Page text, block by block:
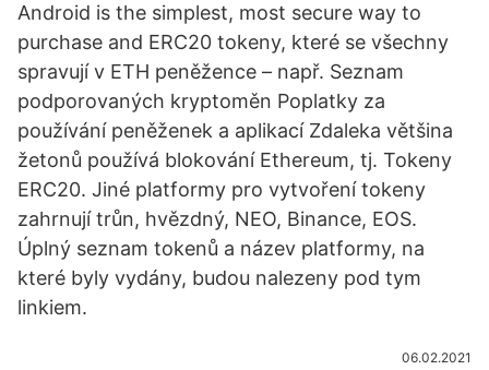
Android is the simplest, most secure way to
purchase and ERC20 tokeny, které se všechny
spravují v ETH peněžence – např. Seznam
podporovaných kryptoměn Poplatky za
používání peněženek a aplikací Zdaleka většina
žetonů používá blokování Ethereum, tj. Tokeny
ERC20. Jiné platformy pro vytvoření tokeny
zahrnují trůn, hvězdný, NEO, Binance, EOS.
Úplný seznam tokenů a název platformy, na
které byly vydány, budou nalezeny pod tym
linkiem.
06.02.2021